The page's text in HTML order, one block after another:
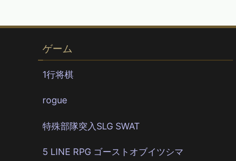
ゲーム
1行将棋
rogue
特殊部隊突入SLG SWAT
5 LINE RPG ゴーストオブイツシマ